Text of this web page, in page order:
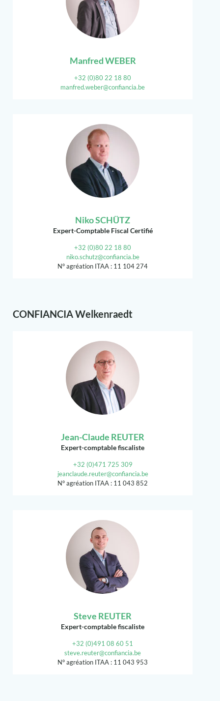
Manfred WEBER
+32 (0)80 22 18 80
manfred.weber@confiancia.be
Niko SCHÜTZ
Expert-Comptable Fiscal Certifié
+32 (0)80 22 18 80
niko.schutz@confiancia.be
N° agréation ITAA : 11 104 274
CONFIANCIA Welkenraedt
Jean-Claude REUTER
Expert-comptable fiscaliste
+32 (0)471 725 309
jeanclaude.reuter@confiancia.be
N° agréation ITAA : 11 043 852
Steve REUTER
Expert-comptable fiscaliste
+32 (0)491 08 60 51
steve.reuter@confiancia.be
N° agréation ITAA : 11 043 953